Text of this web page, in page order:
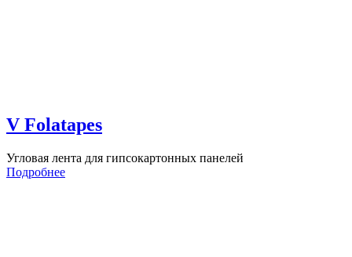
V Folatapes
Угловая лента для гипсокартонных панелей
Подробнее